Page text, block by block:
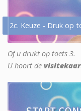
2c. Keuze - Druk op
Of u drukt op toets 3.
U hoort de